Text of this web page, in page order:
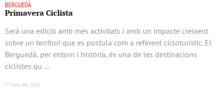
BERGUEDÀ
Primavera Ciclista
Serà una edició amb més activitats i amb un impacte creixent
sobre un territori que es postula com a referent cicloturístic. El
Berguedà, per entorn i història, és una de les destinacions
ciclistes qu …
17 març del 2026